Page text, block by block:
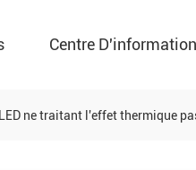
Centre D'information
ne traitant l'effet thermique